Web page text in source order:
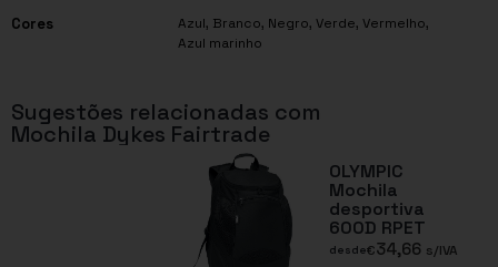
Cores Azul, Branco, Negro, Verde, Vermelho,
Azul marinho
Sugestões relacionadas com
Mochila Dykes Fairtrade
OLYMPIC
Mochila
desportiva
600D RPET
desde€34,66 s/IVA